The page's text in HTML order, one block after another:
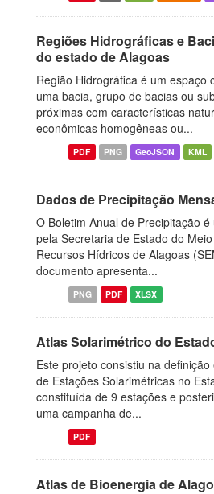
Regiões Hidrográficas e
do estado de Alagoas
Região Hidrográfica é um espaço
uma bacia, grupo de bacias ou
próximas com características
econômicas homogêneas ou...
PDF PNG GeoJSON KML
Dados de Precipitação
O Boletim Anual de Precipitação
pela Secretaria de Estado do
Recursos Hídricos de Alagoas
documento apresenta...
PNG PDF XLSX
Atlas Solarimétrico do
Este projeto consistiu na
de Estações Solarimétricas no
constituída de 9 estações e
uma campanha de...
PDF
Atlas de Bioenergia de